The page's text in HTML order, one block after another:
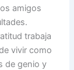
amigos
trabaja
vivir como
de genio y